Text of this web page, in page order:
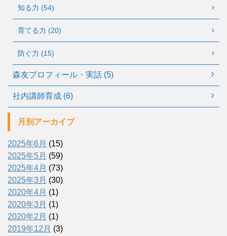
知る力 (54)
育てる力 (20)
防ぐ力 (15)
森友プロフィール・実話 (5)
社内講師育成 (6)
月別アーカイブ
2025年6月 (15)
2025年5月 (59)
2025年4月 (73)
2025年3月 (30)
2020年4月 (1)
2020年3月 (1)
2020年2月 (1)
2019年12月 (3)